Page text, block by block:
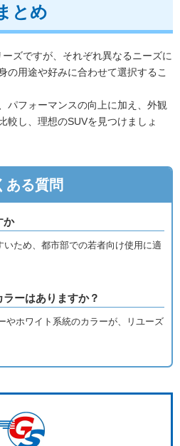
とめ
ズですが、それぞれ異なるニーズに
の用途や好みに合わせて選択するこ
パフォーマンスの向上に加え、外観
較し、理想のSUVを見つけましょ
ある質問
か
ため、都市部での若者向け使用に適
ーはありますか？
やホワイト系統のカラーが、リユーズ